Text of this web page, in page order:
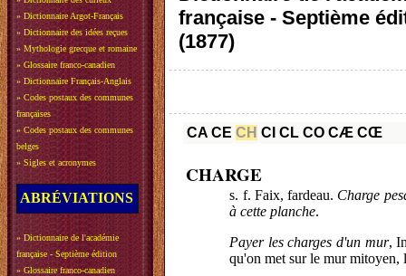
» Dictionnaire Argot-Français
» Dictionnaire des idées reçues
» Mythologie grecque et romaine
» Glossaire franco-canadien
» Dictionnaire Français-Anglais
» Codes postaux des communes
françaises
» Codes postaux des communes
belges
» Sigles et acronymes
ABRÉVIATIONS
» Dictionnaire de l'académie
française - Septième édition
» Glossaire franco-canadien
française - Septième
(1877)
CA CE CH CI CL CO CÆ CŒ
CHARGE
s. f. Faix, fardeau. Charge
à cette planche.
Payer les charges d'un mur,
qu'on met sur le mur mitoyen,